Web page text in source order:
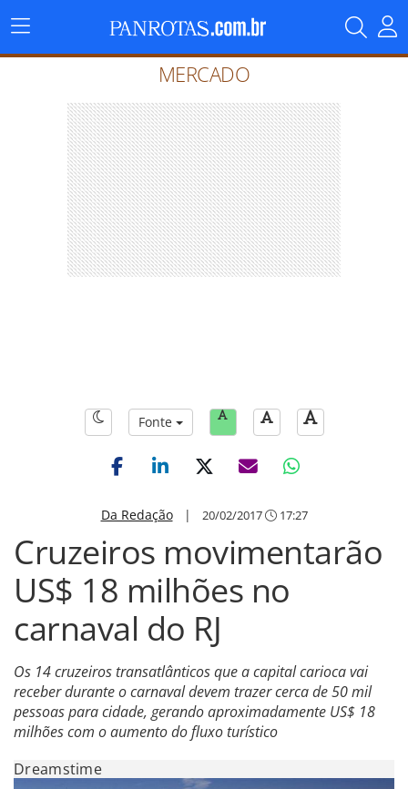
Menu
Principal
MERCADO
Fonte
Da Redação| 20/02/2017 17:27
Cruzeiros movimentarão
US$ 18 milhões no
carnaval do RJ
Os 14 cruzeiros transatlânticos que a capital carioca vai
receber durante o carnaval devem trazer cerca de 50 mil
pessoas para cidade, gerando aproximadamente US$ 18
milhões com o aumento do fluxo turístico
Dreamstime